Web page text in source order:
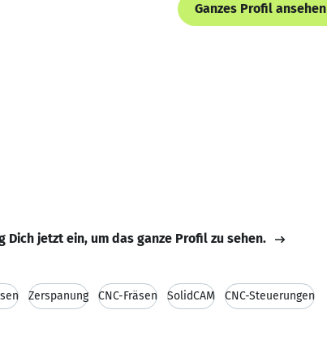
Ganzes Profil ansehen
Dich jetzt ein, um das ganze Profil zu sehen.
Zerspanung CNC-Fräsen SolidCAM CNC-Steuerungen